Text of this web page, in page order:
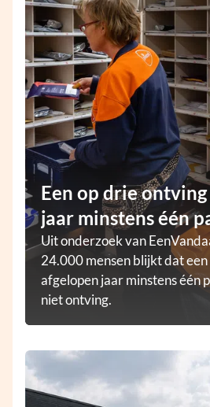
Een op drie
jaar minstens één
Uit onderzoek van
24.000 mensen blijkt dat
afgelopen jaar minstens één
niet ontving.